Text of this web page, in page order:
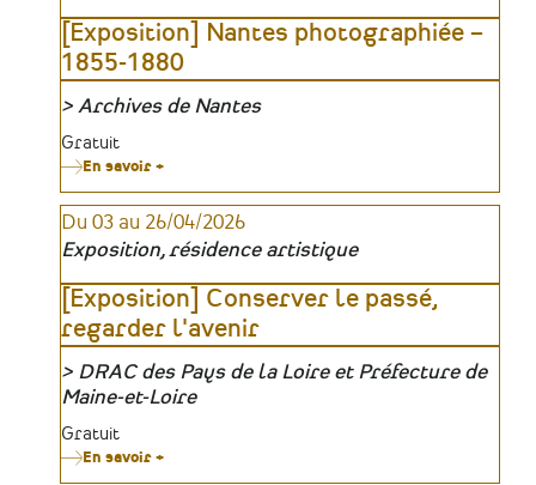
et
l’Observatoire
[Exposition] Nantes photographiée –
1855-1880
Organisateur
Archives de Nantes
Tarifs
Gratuit
En savoir +
Nantes
photographiée
1855-
Du 03 au 26/04/2026
Exposition, résidence artistique
[Exposition] Conserver le passé,
regarder l'avenir
Organisateur
DRAC des Pays de la Loire et Préfecture de
Maine-et-Loire
Tarifs
Gratuit
En savoir +